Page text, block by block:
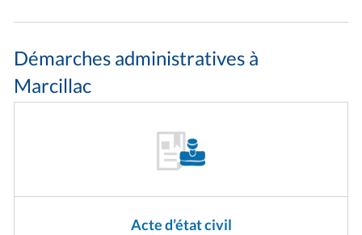
Démarches administratives à
Marcillac
Acte d’état civil